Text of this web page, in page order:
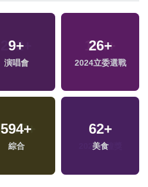
9+
演唱會
26+
2024立委選戰
594+
綜合
62+
美食